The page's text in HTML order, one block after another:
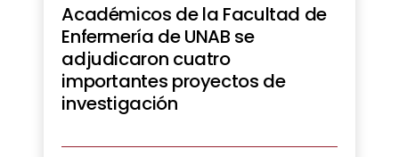
Académicos de la Facultad de
Enfermería de UNAB se
adjudicaron cuatro
importantes proyectos de
investigación